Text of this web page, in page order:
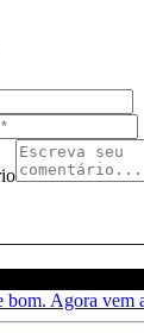
bom. Agora vem